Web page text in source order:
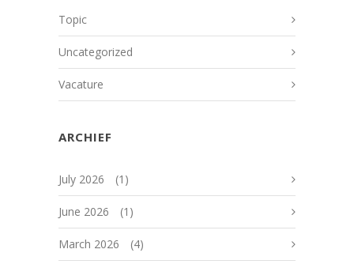
Topic
Uncategorized
Vacature
ARCHIEF
July 2026 (1)
June 2026 (1)
March 2026 (4)